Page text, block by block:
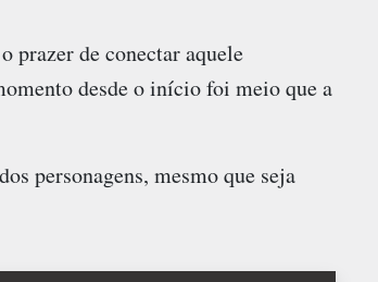
prazer de conectar aquele
desde o início foi meio que a
personagens, mesmo que seja